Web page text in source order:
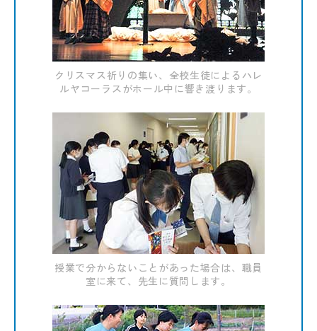
クリスマス祈りの集い、全校生徒によるハレ
ルヤコーラスがホール中に響き渡ります。
授業で分からないことがあった場合は、職員
室に来て、先生に質問します。